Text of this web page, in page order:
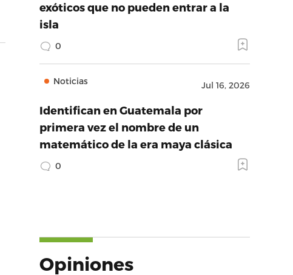
exóticos que no pueden entrar a la
isla
0
Noticias Jul 16, 2026
Identifican en Guatemala por
primera vez el nombre de un
matemático de la era maya clásica
0
Opiniones